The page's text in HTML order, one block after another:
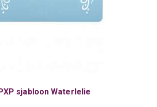
sjabloon Waterlelie